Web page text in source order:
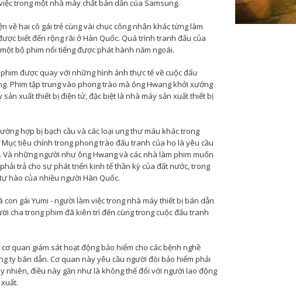
trong một nhà máy chất bán dẫn của Samsung.
về hai cô gái trẻ cùng vài chục công nhân khác từng làm
biết đến rộng rãi ở Hàn Quốc. Quá trình tranh đấu của
bộ phim nổi tiếng được phát hành năm ngoái.
được quay với những hình ảnh thực tế về cuộc đấu
Phim tập trung vào phong trào mà ông Hwang khởi xướng
xuất thiết bị điện tử, đặc biệt là nhà máy sản xuất thiết bị
hợp bị bạch cầu và các loại ung thư máu khác trong
tiêu chính trong phong trào đấu tranh của họ là yêu cầu
những người như ông Hwang và các nhà làm phim muốn
trả cho sự phát triển kinh tế thần kỳ của đất nước, trong
hào của nhiều người Hàn Quốc.
gái Yumi - người làm việc trong nhà máy thiết bị bán dẫn
cha trong phim đã kiên trì đến cùng trong cuộc đấu tranh
quan giám sát hoạt động bảo hiểm cho các bệnh nghề
ty bán dẫn. Cơ quan này yêu cầu người đòi bảo hiểm phải
nhiên, điều này gần như là không thể đối với người lao động